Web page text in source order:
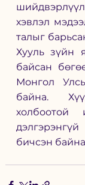
хэвлэл
талыг
Хууль зүйн
байсан
Монгол
байна.
холбоотой
бичсэн